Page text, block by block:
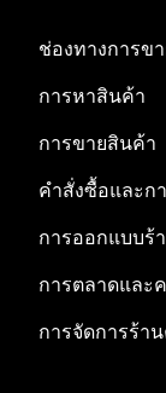
ช่องทางการข
การหาสินค้า
การขายสินค้า
คำสั่งซื้อและก
การออกแบบร้
การตลาดและ
การจัดการร้า